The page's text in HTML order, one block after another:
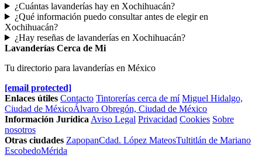
¿Cuántas lavanderías hay en Xochihuacán?
¿Qué información puedo consultar antes de elegir en
Xochihuacán?
¿Hay reseñas de lavanderías en Xochihuacán?
Lavanderías Cerca de Mi
Tu directorio para lavanderías en México
[email protected]
Enlaces útiles Contacto Tintorerías cerca de mí Miguel Hidalgo,
Ciudad de MéxicoÁlvaro Obregón, Ciudad de México
Información Jurídica Aviso Legal Privacidad Cookies Sobre
nosotros
Otras ciudades ZapopanCdad. López MateosTultitlán de Mariano
EscobedoMérida